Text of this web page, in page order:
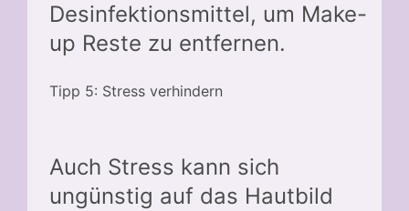
Desinfektionsmittel, um Make-
up Reste zu entfernen.
Tipp 5: Stress verhindern
Auch Stress kann sich
ungünstig auf das Hautbild